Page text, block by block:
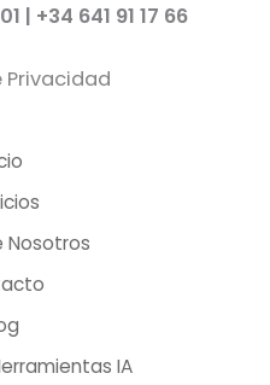
| +34 641 91 17 66
Privacidad
Nosotros
IA